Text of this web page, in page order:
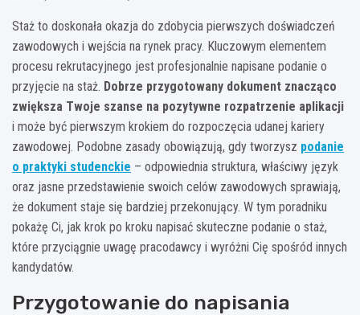
Staż to doskonała okazja do zdobycia pierwszych doświadczeń
zawodowych i wejścia na rynek pracy. Kluczowym elementem
procesu rekrutacyjnego jest profesjonalnie napisane podanie o
przyjęcie na staż. Dobrze przygotowany dokument znacząco
zwiększa Twoje szanse na pozytywne rozpatrzenie aplikacji
i może być pierwszym krokiem do rozpoczęcia udanej kariery
zawodowej. Podobne zasady obowiązują, gdy tworzysz podanie
o praktyki studenckie – odpowiednia struktura, właściwy język
oraz jasne przedstawienie swoich celów zawodowych sprawiają,
że dokument staje się bardziej przekonujący. W tym poradniku
pokażę Ci, jak krok po kroku napisać skuteczne podanie o staż,
które przyciągnie uwagę pracodawcy i wyróżni Cię spośród innych
kandydatów.
Przygotowanie do napisania